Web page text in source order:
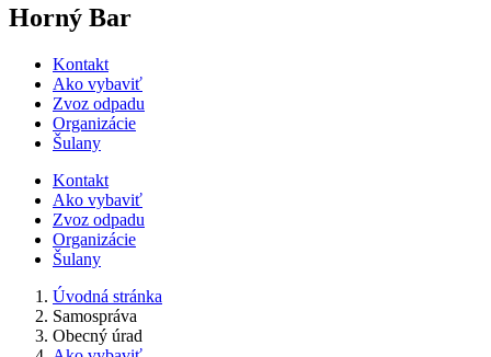
Horný Bar
Kontakt
Ako vybaviť
Zvoz odpadu
Organizácie
Šulany
Kontakt
Ako vybaviť
Zvoz odpadu
Organizácie
Šulany
Úvodná stránka
Samospráva
Obecný úrad